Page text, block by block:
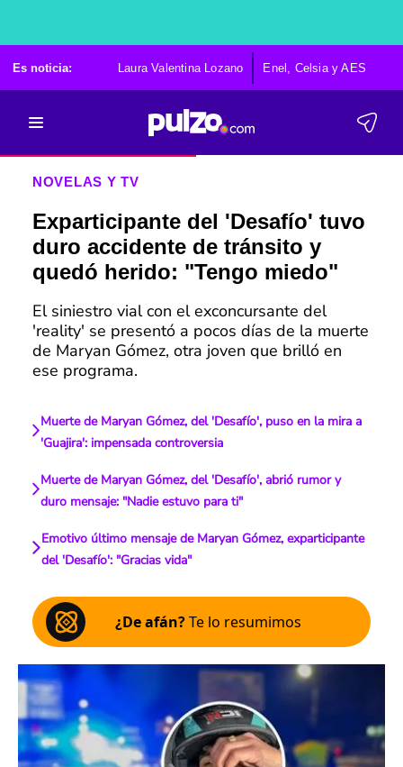
Es noticia: Laura Valentina Lozano Enel, Celsia y AES
NOVELAS Y TV
Exparticipante del 'Desafío' tuvo
duro accidente de tránsito y
quedó herido: "Tengo miedo"
El siniestro vial con el exconcursante del
'reality' se presentó a pocos días de la muerte
de Maryan Gómez, otra joven que brilló en
ese programa.
Muerte de Maryan Gómez, del 'Desafío', puso en la mira a
'Guajira': impensada controversia
Muerte de Maryan Gómez, del 'Desafío', abrió rumor y
duro mensaje: "Nadie estuvo para ti"
Emotivo último mensaje de Maryan Gómez, exparticipante
del 'Desafío': "Gracias vida"
¿De afán?Te lo resumimos